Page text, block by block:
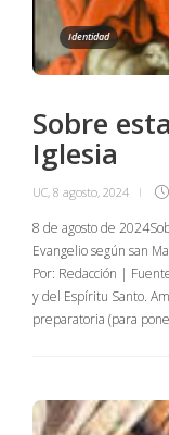
Identidad
Sobre
Iglesia
UC, 8 agosto, 2024
8 de agosto de
Evangelio según san
Por: Redacción |
y del Espíritu Santo.
preparatoria (para